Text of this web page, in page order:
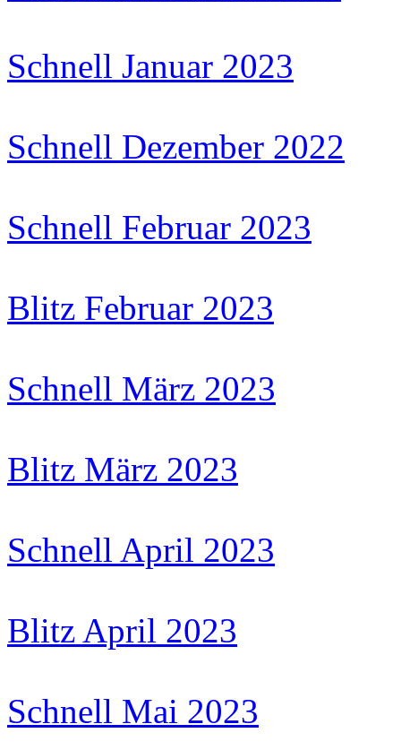
Schnell Januar 2023
Schnell Dezember 2022
Schnell Februar 2023
Blitz Februar 2023
Schnell März 2023
Blitz März 2023
Schnell April 2023
Blitz April 2023
Schnell Mai 2023